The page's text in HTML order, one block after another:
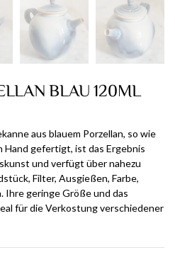
BLAU 120ML
aus blauem Porzellan, so wie
Hand gefertigt, ist das Ergebnis
und verfügt über nahezu
Filter, Ausgießen, Farbe,
Ihre geringe Größe und das
für die Verkostung verschiedener